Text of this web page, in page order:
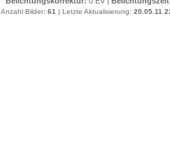
Anzahl Bilder: 61 | Letzte Aktualisierung: 20.05.11